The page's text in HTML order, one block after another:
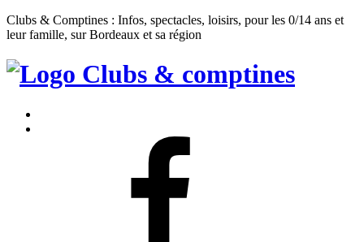
Clubs & Comptines : Infos, spectacles, loisirs, pour les 0/14 ans et
leur famille, sur Bordeaux et sa région
Clubs
Comptines